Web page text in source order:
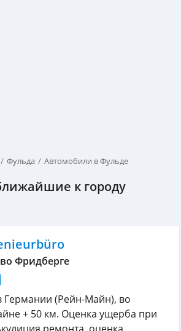
Фульда Автомобили в Фульде
к городу
Фридберге
Германии (Рейн-Майн), во
+ 50 км. Оценка ущерба при